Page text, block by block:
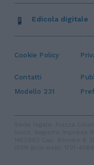
Cookie Policy
Contatti
Modello 231
Edicola digitale